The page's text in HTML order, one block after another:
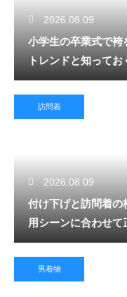
2026.08.09
小学生の卒業式で袴
トレンドと知ってお
訪問着
2026.08.09
付け下げと訪問着の
用シーンに合わせて
男着物